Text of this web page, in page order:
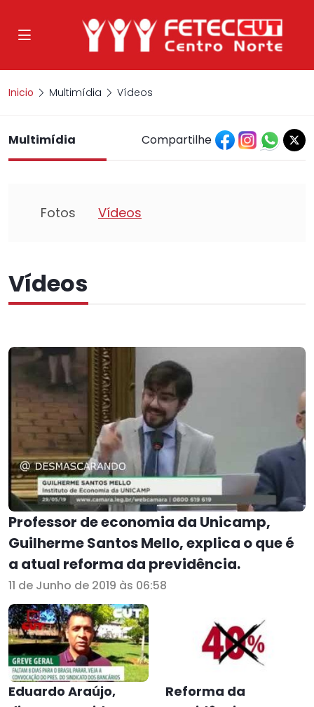
Inicio Multimídia Vídeos
Multimídia Compartilhe
Fotos Vídeos
Vídeos
Professor de economia da Unicamp,
Guilherme Santos Mello, explica o que é
a atual reforma da previdência.
11 de Junho de 2019 às 06:58
Eduardo Araújo,
Reforma da